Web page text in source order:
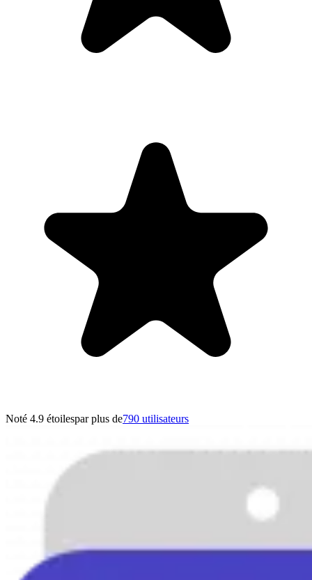
Noté 4.9 étoilespar plus de790 utilisateurs